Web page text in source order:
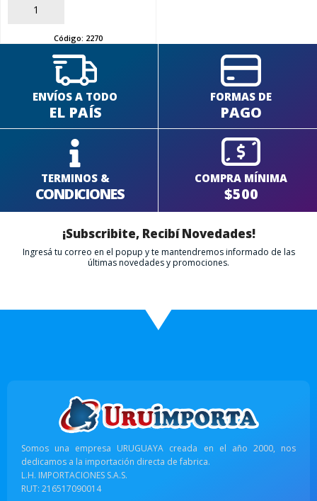
AÑADIR
Código: 2270
ENVÍOS A TODO
EL PAÍS
FORMAS DE
PAGO
TERMINOS &
CONDICIONES
COMPRA MÍNIMA
$500
¡Subscribite, Recibí Novedades!
Ingresá tu correo en el popup y te mantendremos informado de las
últimas novedades y promociones.
Somos una empresa URUGUAYA creada en el año 2000, nos
dedicamos a la importación directa de fabrica.
L.H. IMPORTACIONES S.A.S.
RUT: 216517090014